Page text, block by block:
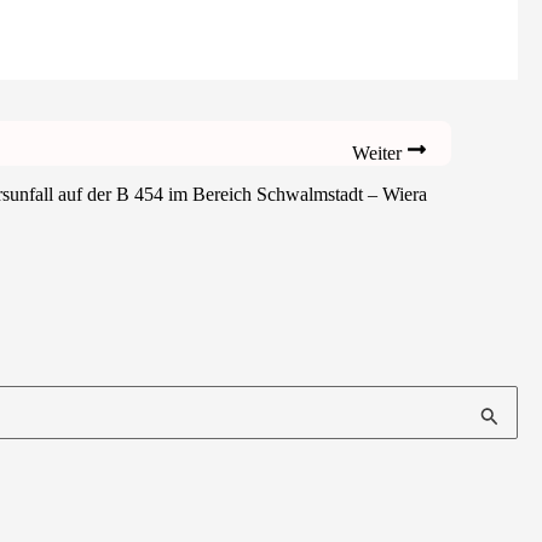
Weiter
auf der B 454 im Bereich Schwalmstadt – Wiera